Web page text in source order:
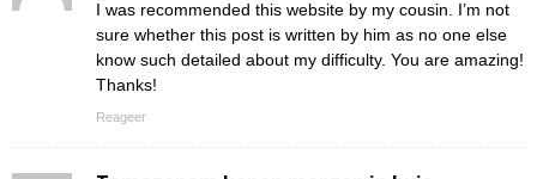
I was recommended this website by my cousin. I’m not
sure whether this post is written by him as no one else
know such detailed about my difficulty. You are amazing!
Thanks!
Reageer